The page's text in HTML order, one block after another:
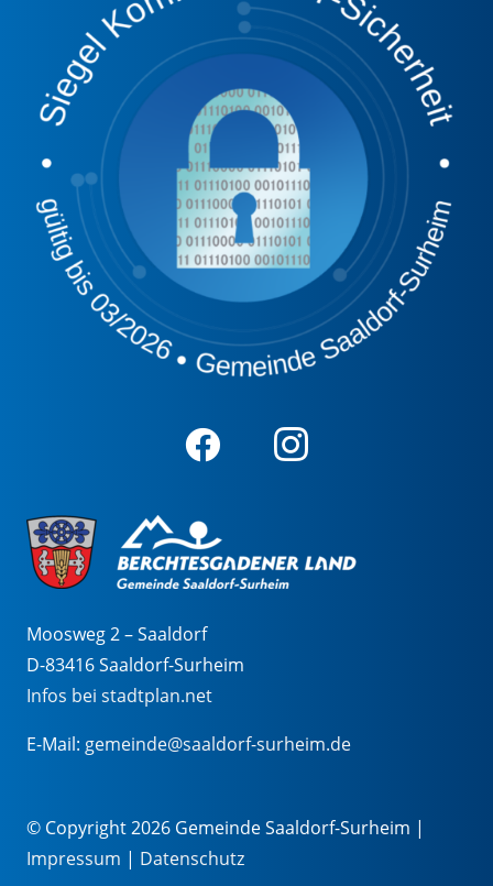
Moosweg 2 – Saaldorf
D-83416 Saaldorf-Surheim
Infos bei stadtplan.net
E-Mail: gemeinde@saaldorf-surheim.de
© Copyright 2026 Gemeinde Saaldorf-Surheim |
Impressum | Datenschutz